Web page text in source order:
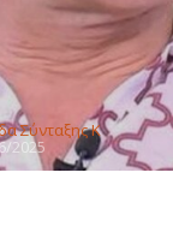
Σύνταξης Κ
2025